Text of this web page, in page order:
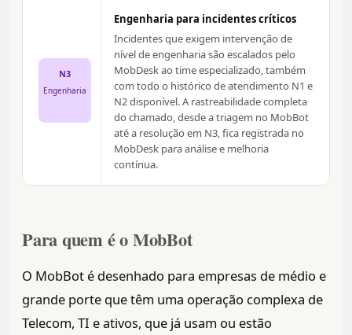
N3
Engenharia
Engenharia para incidentes críticos
Incidentes que exigem intervenção de
nível de engenharia são escalados pelo
MobDesk ao time especializado, também
com todo o histórico de atendimento N1 e
N2 disponível. A rastreabilidade completa
do chamado, desde a triagem no MobBot
até a resolução em N3, fica registrada no
MobDesk para análise e melhoria
contínua.
Para quem é o MobBot
O MobBot é desenhado para empresas de médio e
grande porte que têm uma operação complexa de
Telecom, TI e ativos, que já usam ou estão